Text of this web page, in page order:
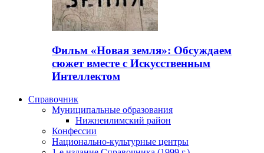
Фильм «Новая земля»: Обсуждаем
сюжет вместе с Искусственным
Интеллектом
Справочник
Муниципальные образования
Нижнеилимский район
Конфессии
Национально-культурные центры